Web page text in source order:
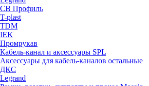
СВ Профиль
T-plast
TDM
IEK
Промрукав
Кабель-канал и аксессуары SPL
Аксессуары для кабель-каналов остальные
ДКС
Legrand